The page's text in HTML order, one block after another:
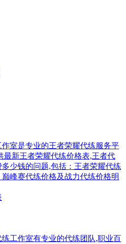
作室是专业的王者荣耀代练服务平
最新王者荣耀代练价格表,王者代
少钱的问题,包括：王者荣耀代练
峰赛代练价格及战力代练价格明
练工作室有专业的代练团队,职业百